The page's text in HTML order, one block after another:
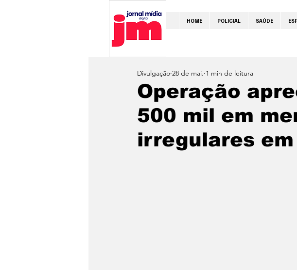
HOME POLICIAL SAÚDE
Operação
500 mil em
irregulares
Divulgação 28 de mai. 1 min de leitura